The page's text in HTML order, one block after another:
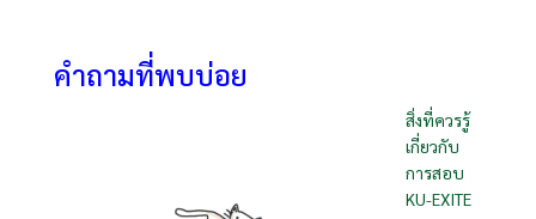
คำถามที่พบบ่อย
สิ่งที่ควรรู้
เกี่ยวกับ
การสอบ
KU-EXITE